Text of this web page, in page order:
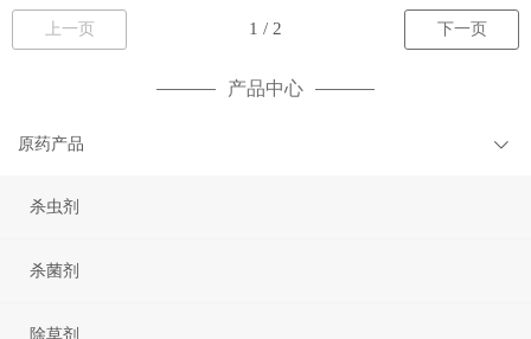
上一页 下一页
产品中心
原药产品
杀虫剂
杀菌剂
除草剂